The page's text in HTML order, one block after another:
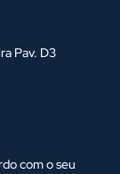
Pav. D3
com o seu